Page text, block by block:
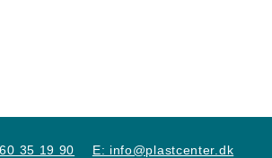
35 19 90 E: info@plastcenter.dk